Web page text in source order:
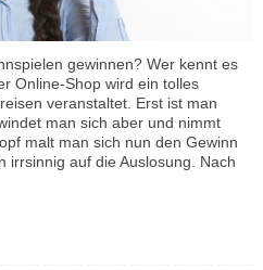
gewinnen? Wer kennt es
Online-Shop wird ein tolles
veranstaltet. Erst ist man
man sich aber und nimmt
malt man sich nun den Gewinn
irrsinnig auf die Auslosung. Nach